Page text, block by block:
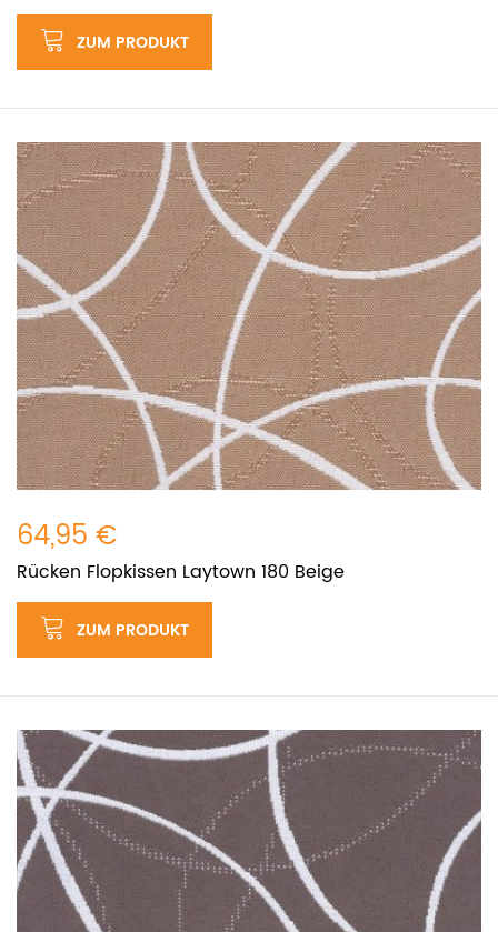
ZUM PRODUKT
64,95 €
Rücken Flopkissen Laytown 180 Beige
ZUM PRODUKT